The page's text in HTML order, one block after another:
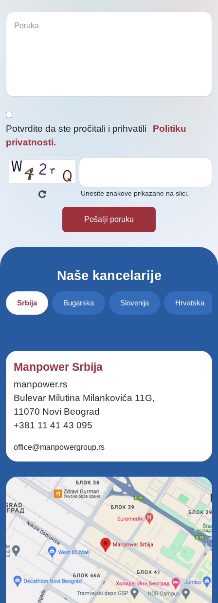
nas
kontaktirali
biste
nas
Potvrdite da ste pročitali i prihvatili
Politiku
privatnosti.
Unesite znakove prikazane na slici.
Naše kancelarije
Srbija Bugarska Slovenija Hrvatska
Manpower Srbija
manpower.rs
Bulevar Milutina Milankovića 11G,
11070 Novi Beograd
+381 11 41 43 095
office@manpowergroup.rs